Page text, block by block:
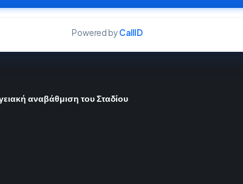
Powered byCallID
αναβάθμιση του Σταδίου